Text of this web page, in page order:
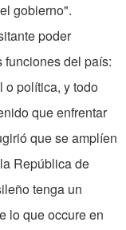
gobierno".
poder
funciones del país:
o política, y todo
que enfrentar
que se amplíen
República de
tenga un
lo que occure en